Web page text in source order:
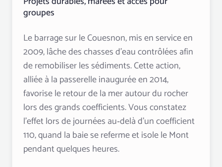
groupes
Le barrage sur le Couesnon, mis en service en
2009, lâche des chasses d’eau contrôlées afin
de remobiliser les sédiments. Cette action,
alliée à la passerelle inaugurée en 2014,
favorise le retour de la mer autour du rocher
lors des grands coefficients. Vous constatez
l’effet lors de journées au‑delà d’un coefficient
110, quand la baie se referme et isole le Mont
pendant quelques heures.